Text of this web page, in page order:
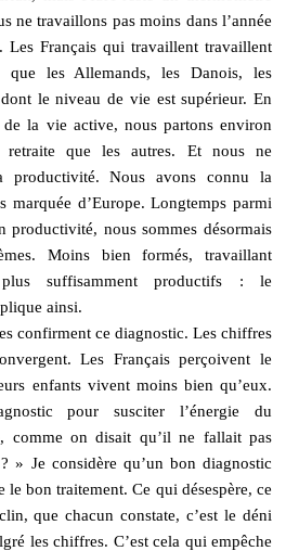
ne travaillons pas moins dans l’année
Les Français qui travaillent travaillent
que les Allemands, les Danois, les
le niveau de vie est supérieur. En
de la vie active, nous partons environ
que les autres. Et nous ne
productivité. Nous avons connu la
marquée d’Europe. Longtemps parmi
productivité, nous sommes désormais
Moins bien formés, travaillant
suffisamment productifs : le
ainsi.
confirment ce diagnostic. Les chiffres
Les Français perçoivent le
enfants vivent moins bien qu’eux.
pour susciter l’énergie du
comme on disait qu’il ne fallait pas
» Je considère qu’un bon diagnostic
bon traitement. Ce qui désespère, ce
que chacun constate, c’est le déni
les chiffres. C’est cela qui empêche